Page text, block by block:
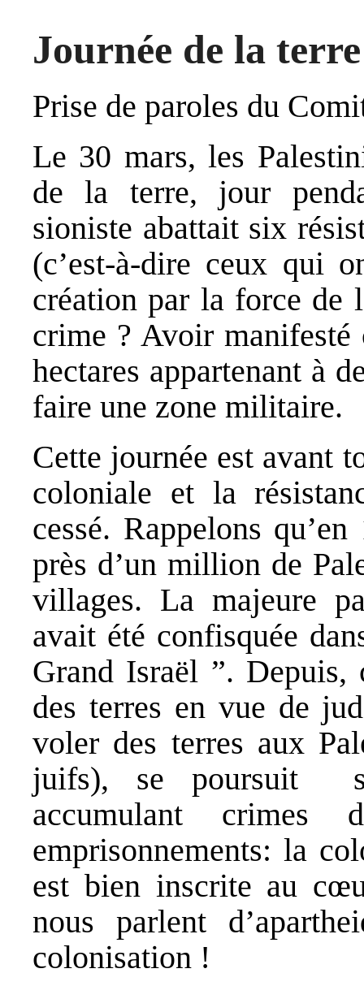
Journée de la
Prise de paroles du
Le 30 mars, les
de la terre, jour
sioniste abattait six
(c’est-à-dire ceux qui
création par la force de
crime ? Avoir
hectares appartenant à
faire une zone militaire.
Cette journée est avant
coloniale et la
cessé. Rappelons
près d’un million de
villages. La majeure
avait été confisquée
Grand Israël ”.
des terres en vue de
voler des terres aux
juifs), se poursuit
accumulant crimes
emprisonnements: la
est bien inscrite au
nous parlent
colonisation !